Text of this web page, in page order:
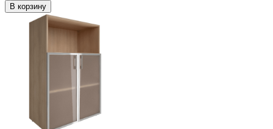
В корзину